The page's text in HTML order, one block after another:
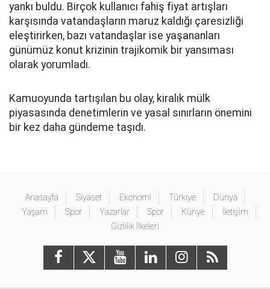
yankı buldu. Birçok kullanıcı fahiş fiyat artışları
karşısında vatandaşların maruz kaldığı çaresizliği
eleştirirken, bazı vatandaşlar ise yaşananları
günümüz konut krizinin trajikomik bir yansıması
olarak yorumladı.
Kamuoyunda tartışılan bu olay, kiralık mülk
piyasasında denetimlerin ve yasal sınırların önemini
bir kez daha gündeme taşıdı.
Anasayfa Siyaset Ekonomi Türkiye
Dünya
Yaşam
Spor Yazarlar Spor Künye
İletişim
Gizlilik İlkeleri